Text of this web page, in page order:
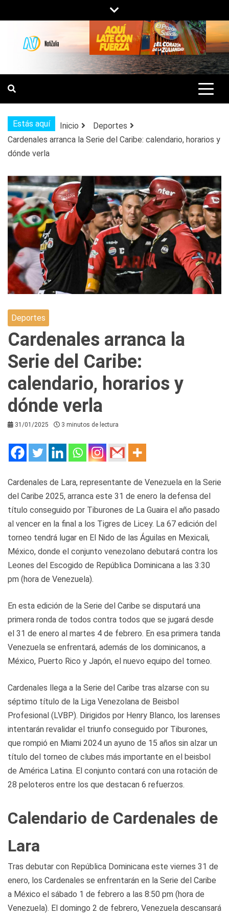
al
contenido
NOTIZULIA
NOTICIAS DEL ZULIA, VENEZUELA Y
DE INTERÉS GENERAL.
Estás aquí Inicio
Deportes
Cardenales arranca la Serie del Caribe: calendario, horarios y
dónde verla
Deportes
Cardenales arranca la
Serie del Caribe:
calendario, horarios y
dónde verla
31/01/2025 3 minutos de lectura
Cardenales de Lara, representante de Venezuela en la Serie
del Caribe 2025, arranca este 31 de enero la defensa del
título conseguido por Tiburones de La Guaira el año pasado
al vencer en la final a los Tigres de Licey. La 67 edición del
torneo tendrá lugar en El Nido de las Águilas en Mexicali,
México, donde el conjunto venezolano debutará contra los
Leones del Escogido de República Dominicana a las 3:30
pm (hora de Venezuela).
En esta edición de la Serie del Caribe se disputará una
primera ronda de todos contra todos que se jugará desde
el 31 de enero al martes 4 de febrero. En esa primera tanda
Venezuela se enfrentará, además de los dominicanos, a
México, Puerto Rico y Japón, el nuevo equipo del torneo.
Cardenales llega a la Serie del Caribe tras alzarse con su
séptimo título de la Liga Venezolana de Beisbol
Profesional (LVBP). Dirigidos por Henry Blanco, los larenses
intentarán revalidar el triunfo conseguido por Tiburones,
que rompió en Miami 2024 un ayuno de 15 años sin alzar un
título del torneo de clubes más importante en el beisbol
de América Latina. El conjunto contará con una rotación de
28 peloteros entre los que destacan 6 refuerzos.
Calendario de Cardenales de
Lara
Tras debutar con República Dominicana este viernes 31 de
enero, los Cardenales se enfrentarán en la Serie del Caribe
a México el sábado 1 de febrero a las 8:50 pm (hora de
Venezuela). El domingo 2 de febrero, Venezuela descansará